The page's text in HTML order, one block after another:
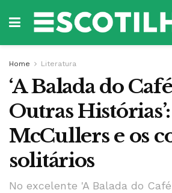
Home Literatura
‘A Balada do
Outras
McCullers e os
solitários
No excelente 'A Balada do